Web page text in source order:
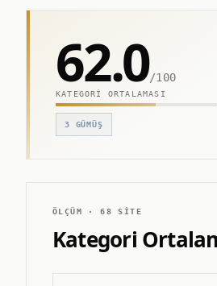
62.0/100
KATEGORI ORTALAMASI
3 GÜMÜŞ
ÖLÇÜM ·68 SITE
Kategori